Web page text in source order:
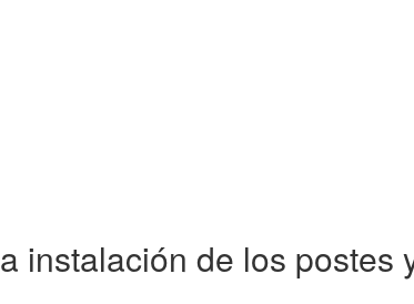
instalación de los postes